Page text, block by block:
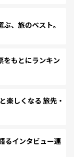
、旅のベスト。
もとにランキン
しくなる 旅先・
るインタビュー連